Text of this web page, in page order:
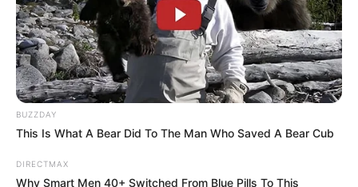
สีมงคล ดูเพิ่มเติม
BUZZDAY
This Is What A Bear Did To The Man Who Saved A Bear Cub
DIRECTMAX
Why Smart Men 40+ Switched From Blue Pills To This